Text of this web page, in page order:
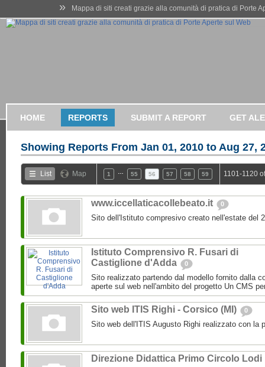
» Mappa di siti creati grazie alla comunità di pratica di Porte
HOME REPORTS SUBMIT A REPORT GET
Showing Reports From Jan 01, 2010 to Aug 27,
List Map 1 55 56 57 58 59 1101-1120
www.iccellaticacollebeato.it 0
Sito dell'Istituto compresivo creato nell'estate del
Istituto Comprensivo R. Fusari di
Castiglione d'Adda
0
Sito realizzato partendo dal modello fornito dalla
aperte sul web nell'ambito del progetto Un CMS
Sito web ITIS Righi - Corsico (MI) 0
Sito web dell'ITIS Augusto Righi realizzato con la
Direzione Didattica Primo Circolo Lodi